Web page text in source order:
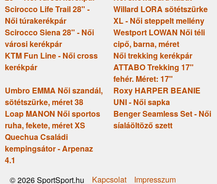
Scirocco Life Trail 28" -
Női túrakerékpár
Willard LORA sötétszürke
XL - Női steppelt mellény
Scirocco Siena 28" - Női
városi kerékpár
Westport LOWAN Női téli
cipő, barna, méret
KTM Fun Line - Női cross
kerékpár
Női trekking kerékpár
ATTABO Trekking 17"
fehér. Méret: 17"
Umbro EMMA Női szandál,
sötétszürke, méret 38
Roxy HARPER BEANIE
UNI - Női sapka
Loap MANON Női sportos
ruha, fekete, méret XS
Benger Seamless Set - Női
síaláöltöző szett
Quechua Családi
kempingsátor - Arpenaz
4.1
© 2026 SportSport.hu
Kapcsolat
Impresszum